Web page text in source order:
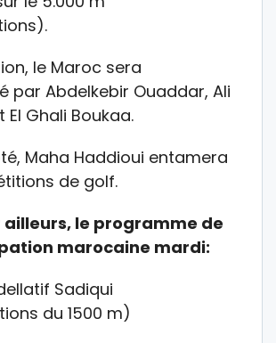
le Maroc sera
par Abdelkebir Ouaddar, Ali
El Ghali Boukaa.
Maha Haddioui entamera
de golf.
ailleurs, le programme de
marocaine mardi:
Sadiqui
du 1500 m)